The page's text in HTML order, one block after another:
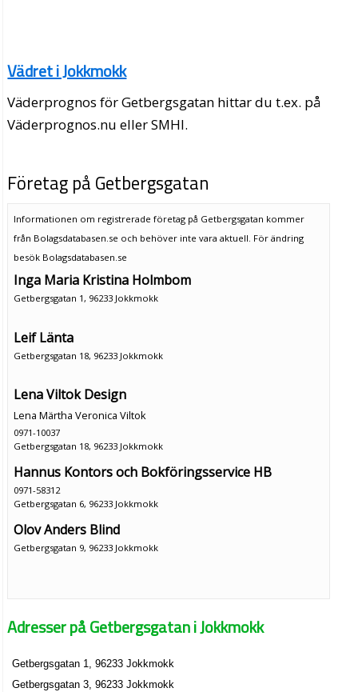
Vädret i Jokkmokk
Väderprognos för Getbergsgatan hittar du t.ex. på
Väderprognos.nu eller SMHI.
Företag på Getbergsgatan
Informationen om registrerade företag på Getbergsgatan kommer
från Bolagsdatabasen.se och behöver inte vara aktuell. För ändring
besök Bolagsdatabasen.se
Inga Maria Kristina Holmbom
Getbergsgatan 1, 96233 Jokkmokk
Leif Länta
Getbergsgatan 18, 96233 Jokkmokk
Lena Viltok Design
Lena Märtha Veronica Viltok
0971-10037
Getbergsgatan 18, 96233 Jokkmokk
Hannus Kontors och Bokföringsservice HB
0971-58312
Getbergsgatan 6, 96233 Jokkmokk
Olov Anders Blind
Getbergsgatan 9, 96233 Jokkmokk
Adresser på Getbergsgatan i Jokkmokk
Getbergsgatan 1, 96233 Jokkmokk
Getbergsgatan 3, 96233 Jokkmokk